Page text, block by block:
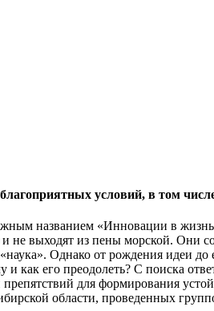
условий, в том
названием «Инновации в
не выходят из пены морской.
Однако от рождения идеи
как его преодолеть? С поиска
для формирования
области, проведенных